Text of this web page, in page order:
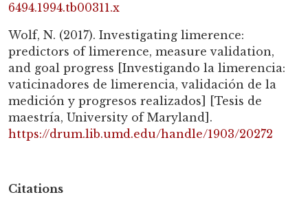
Citations
6494.1994.tb00311.x
Wolf, N. (2017). Investigating limerence:
predictors of limerence, measure validation,
and goal progress [Investigando la limerencia:
vaticinadores de limerencia, validación de la
medición y progresos realizados] [Tesis de
maestría, University of Maryland].
https://drum.lib.umd.edu/handle/1903/20272